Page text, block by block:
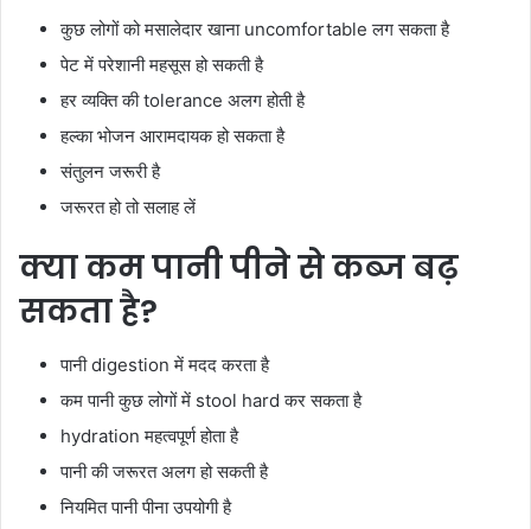
कुछ लोगों को मसालेदार खाना uncomfortable लग सकता है
पेट में परेशानी महसूस हो सकती है
हर व्यक्ति की tolerance अलग होती है
हल्का भोजन आरामदायक हो सकता है
संतुलन जरूरी है
जरूरत हो तो सलाह लें
क्या कम पानी पीने से कब्ज बढ़
सकता है?
पानी digestion में मदद करता है
कम पानी कुछ लोगों में stool hard कर सकता है
hydration महत्वपूर्ण होता है
पानी की जरूरत अलग हो सकती है
नियमित पानी पीना उपयोगी है